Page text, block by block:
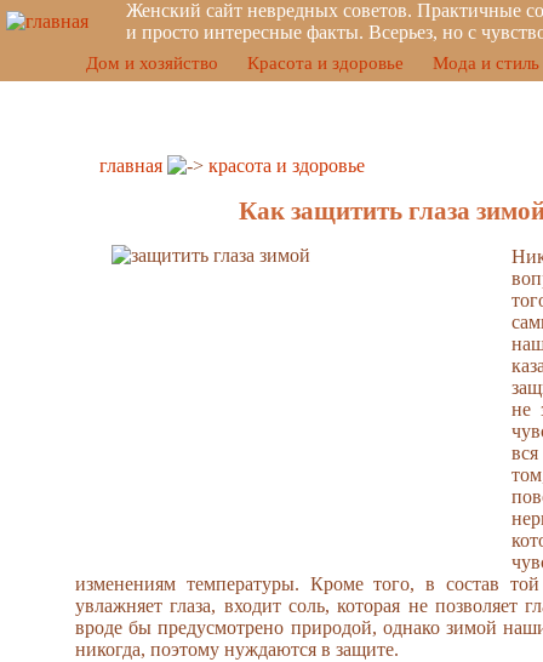
Женский сайт невредных советов. Практичные
и просто интересные факты. Всерьез, но с
Дом и хозяйство Красота и здоровье Мода и стиль
главная красота и здоровье
Как защитить глаза
не
изменениям температуры. Кроме того, в состав той
увлажняет глаза, входит соль, которая не позволяет
вроде бы предусмотрено природой, однако зимой
никогда, поэтому нуждаются в защите.